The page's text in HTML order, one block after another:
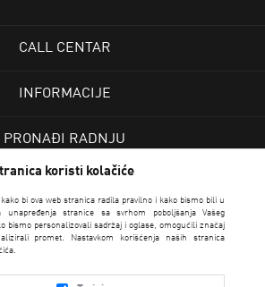
koristi kolačiće
bi ova web stranica radila pravilno i kako bismo bili u
stranice sa svrhom poboljšanja Vašeg
bismo personalizovali sadržaj i oglase, omogućili značaj
promet. Nastavkom korišćenja naših stranica
CALL CENTAR
INFORMACIJE
PRONAĐI RADNJU
USLOVI PRODAJE